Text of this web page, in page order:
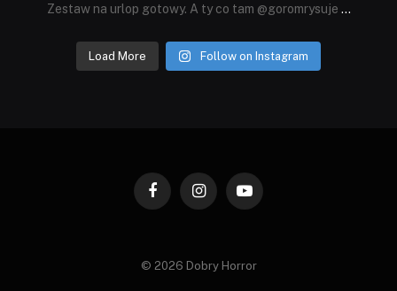
Zestaw na urlop gotowy. A ty co tam @goromrysuje ...
Load More Follow on Instagram
FacebookInstagramYouTube
© 2026 Dobry Horror